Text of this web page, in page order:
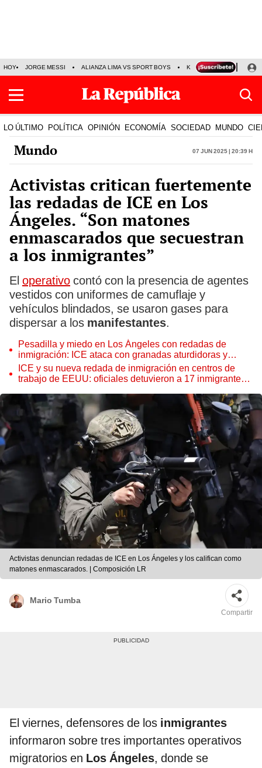
HOY JORGE MESSI ALIANZA LIMA VS SPORT BOYS KENJI FUJIMORI
LO ÚLTIMO POLÍTICA OPINIÓN ECONOMÍA SOCIEDAD MUNDO
Mundo 07 Jun 2025 | 20:39 h
Activistas critican fuertemente
las redadas de ICE en Los
Ángeles. “Son matones
enmascarados que secuestran
a los inmigrantes”
El operativo contó con la presencia de agentes
vestidos con uniformes de camuflaje y
vehículos blindados, se usaron gases para
dispersar a los manifestantes.
Pesadilla y miedo en Los Ángeles con redadas de
inmigración: ICE ataca con granadas aturdidoras y
bombas de humo a inmigrantes
ICE y su nueva redada de inmigración en centros de
trabajo de EEUU: oficiales detuvieron a 17 inmigrantes
Activistas denuncian redadas de ICE en Los Ángeles y los califican como
matones enmascarados. | Composición LR
Mario Tumba
Compartir
El viernes, defensores de los inmigrantes
informaron sobre tres importantes operativos
migratorios en Los Ángeles, donde se